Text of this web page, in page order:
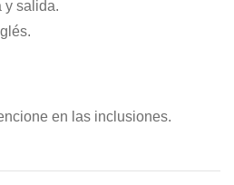
y salida.
en las inclusiones.